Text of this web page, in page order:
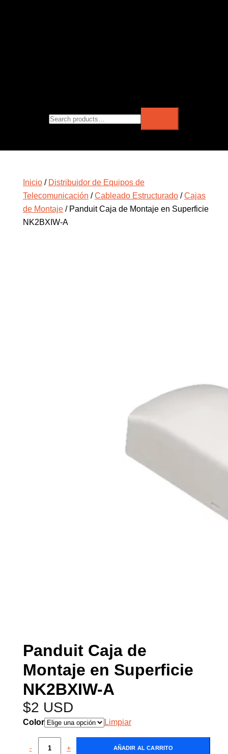
Inicio / Distribuidor de Equipos de
Telecomunicación /Cableado Estructurado /Cajas
de Montaje / Panduit Caja de Montaje en Superficie
NK2BXIW-A
Panduit Caja de
Montaje en Superficie
NK2BXIW-A
$2 USD
Color Limpiar
- + AÑADIR AL CARRITO